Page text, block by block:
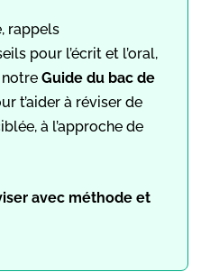
rappels
pour l’écrit et l’oral,
Guide du bac de
t’aider à réviser de
à l’approche de
avec méthode et